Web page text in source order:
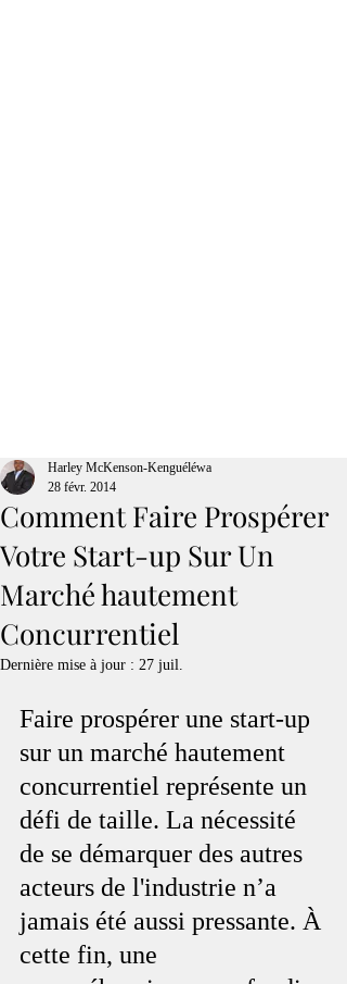
Comment Faire Prospérer
Votre Start-up Sur Un
Marché hautement
Concurrentiel
Harley McKenson-Kenguéléwa
28 févr. 2014
Dernière mise à jour : 27 juil.
Faire prospérer une start-up
sur un marché hautement
concurrentiel représente un
défi de taille. La nécessité
de se démarquer des autres
acteurs de l'industrie n’a
jamais été aussi pressante. À
cette fin, une